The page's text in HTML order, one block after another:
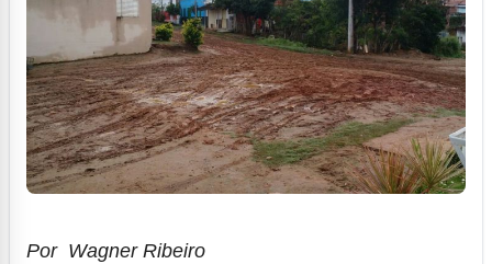
Por Wagner Ribeiro